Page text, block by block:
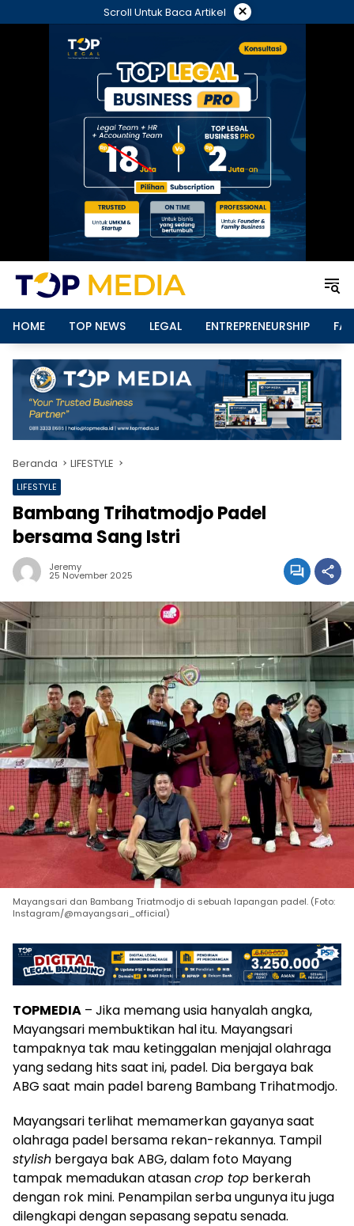
ke
Scroll Untuk Baca Artikel ×
HOME TOP NEWS LEGAL ENTREPRENEURSHIP
Beranda LIFESTYLE
LIFESTYLE
Bambang Trihatmodjo Padel
bersama Sang Istri
Jeremy
25 November 2025
Mayangsari dan Bambang Triatmodjo di sebuah lapangan padel. (Foto:
Instagram/@mayangsari_official)
TOPMEDIA – Jika memang usia hanyalah angka,
Mayangsari membuktikan hal itu. Mayangsari
tampaknya tak mau ketinggalan menjajal olahraga
yang sedang hits saat ini, padel. Dia bergaya bak
ABG saat main padel bareng Bambang Trihatmodjo.
Mayangsari terlihat memamerkan gayanya saat
olahraga padel bersama rekan-rekannya. Tampil
stylish bergaya bak ABG, dalam foto Mayang
tampak memadukan atasancrop top berkerah
dengan rok mini. Penampilan serba ungunya itu juga
dilengkapi dengan sepasang sepatu senada.